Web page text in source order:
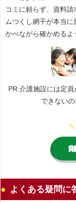
コミに頼らず、資料
ムつくし網干が本当
かべながら確かめるよ
PR:介護施設には定
できない
＼
よくある疑問に